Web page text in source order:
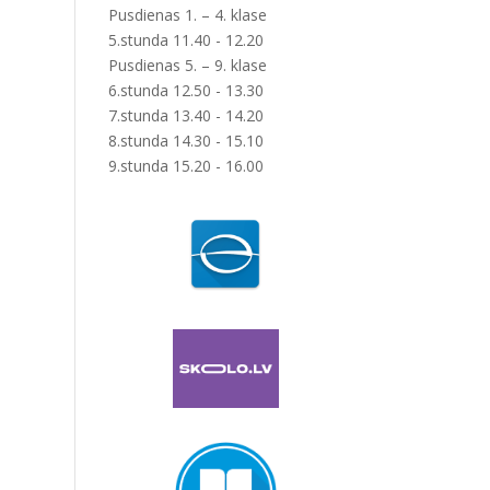
Pusdienas 1. – 4. klase
5.stunda 11.40 - 12.20
Pusdienas 5. – 9. klase
6.stunda 12.50 - 13.30
7.stunda 13.40 - 14.20
8.stunda 14.30 - 15.10
9.stunda 15.20 - 16.00